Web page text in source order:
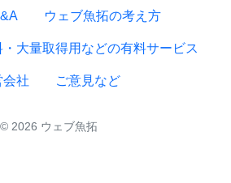
ウェブ魚拓の考え方
・大量取得用などの有料サービス
会社 ご意見など
© 2026 ウェブ魚拓